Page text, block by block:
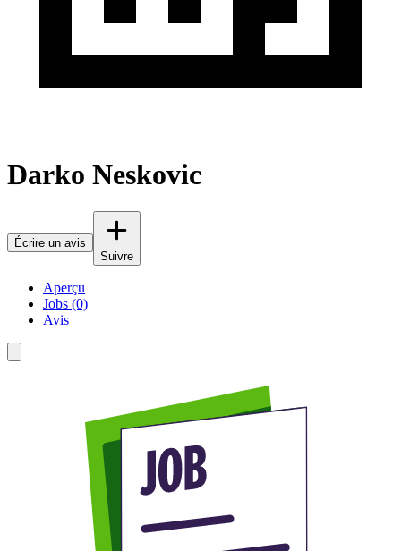
Darko Neskovic
Écrire un avis
Suivre
Aperçu
Jobs (0)
Avis